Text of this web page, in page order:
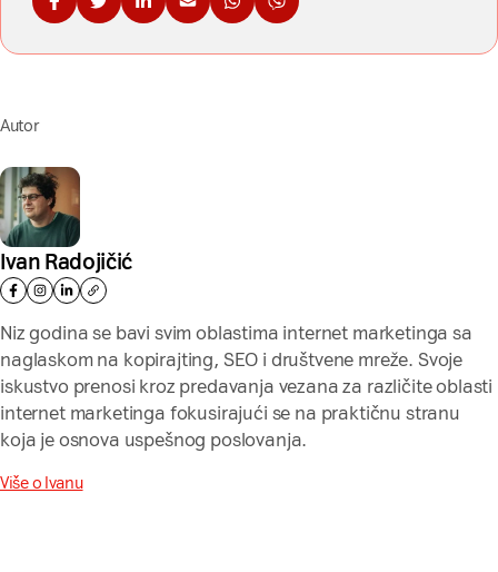
Podelite na Fejsbuku
Podelite na Tviteru
Podelite na Linkdinu
Podelite na imejl
Podelite na WhatsApp
Podelite na Viberu
Autor
Ivan Radojičić
Niz godina se bavi svim oblastima internet marketinga sa
naglaskom na kopirajting, SEO i društvene mreže. Svoje
iskustvo prenosi kroz predavanja vezana za različite oblasti
internet marketinga fokusirajući se na praktičnu stranu
koja je osnova uspešnog poslovanja.
Više o Ivanu